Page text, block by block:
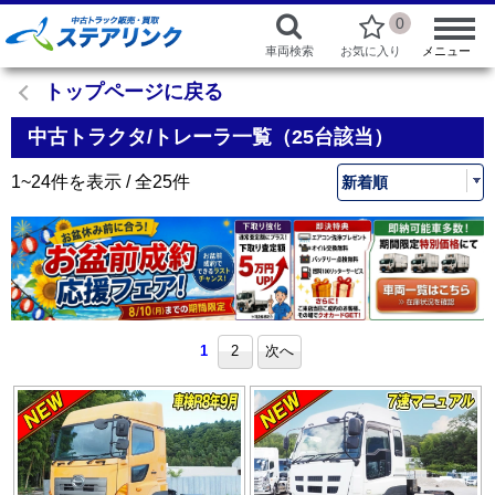
車両検索
0
お気に入り メニュー
トップページに戻る
中古トラクタ/トレーラ一覧（25台該当）
1~24件を表示 / 全25件
1 2 次へ